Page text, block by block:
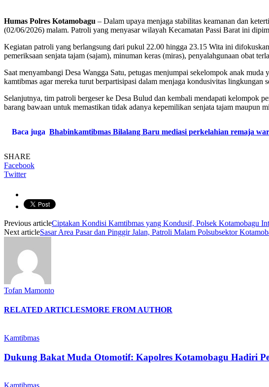
Humas Polres Kotamobagu – Dalam upaya menjaga stabilitas keamanan dan
(02/06/2026) malam. Patroli yang menyasar wilayah Kecamatan Passi Barat ini
Kegiatan patroli yang berlangsung dari pukul 22.00 hingga 23.15 Wita ini
pemeriksaan senjata tajam (sajam), minuman keras (miras), penyalahgunaan obat
Saat menyambangi Desa Wangga Satu, petugas menjumpai sekelompok anak
kamtibmas agar mereka turut berpartisipasi dalam menjaga kondusivitas
Selanjutnya, tim patroli bergeser ke Desa Bulud dan kembali mendapati kelompok
barang bawaan untuk memastikan tidak adanya kepemilikan senjata tajam maupun
Baca juga Bhabinkamtibmas Bilalang Baru mediasi perkelahian remaja
SHARE
Facebook
Twitter
Previous articleCiptakan Kondisi Kamtibmas yang Kondusif, Polsek Kotamobagu
Next articleSasar Area Pasar dan Pinggir Jalan, Patroli Malam Polsubsektor
Tofan Mamonto
RELATED ARTICLESMORE FROM AUTHOR
Kamtibmas
Dukung Bakat Muda Otomotif: Kapolres Kotamobagu Hadiri
Kamtibmas